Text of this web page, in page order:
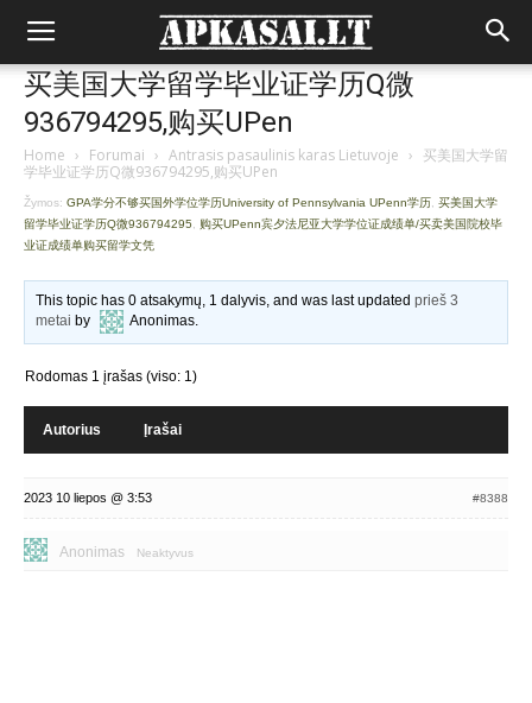
买美国大学留学毕业证学历Q微
936794295,购买UPen
Home › Forumai › Antrasis pasaulinis karas Lietuvoje › 买美国大学留
学毕业证学历Q微936794295,购买UPen
Žymos: GPA学分不够买国外学位学历University of Pennsylvania UPenn学历 买美国大学
留学毕业证学历Q微936794295
购买UPenn宾夕法尼亚大学学位证成绩单/买卖美国院校毕
业证成绩单购买留学文凭
This topic has 0 atsakymų, 1 dalyvis, and was last updatedprieš 3
metai by Anonimas.
Rodomas 1 įrašas (viso: 1)
Autorius Įrašai
2023 10 liepos @ 3:53 #8388
Anonimas Neaktyvus